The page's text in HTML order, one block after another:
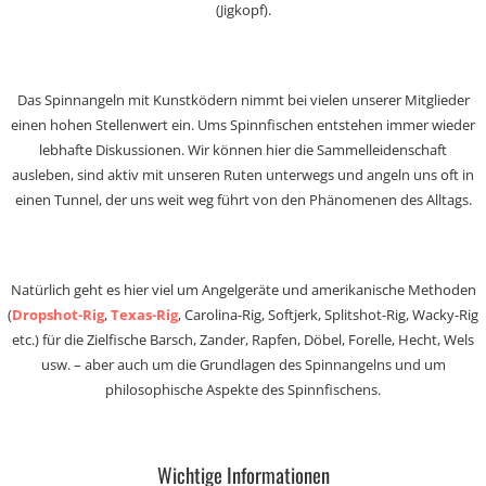
(Jigkopf).
Das Spinnangeln mit Kunstködern nimmt bei vielen unserer Mitglieder
einen hohen Stellenwert ein. Ums Spinnfischen entstehen immer wieder
lebhafte Diskussionen. Wir können hier die Sammelleidenschaft
ausleben, sind aktiv mit unseren Ruten unterwegs und angeln uns oft in
einen Tunnel, der uns weit weg führt von den Phänomenen des Alltags.
Natürlich geht es hier viel um Angelgeräte und amerikanische Methoden
(Dropshot-Rig,Texas-Rig, Carolina-Rig, Softjerk, Splitshot-Rig, Wacky-Rig
etc.) für die Zielfische Barsch, Zander, Rapfen, Döbel, Forelle, Hecht, Wels
usw. – aber auch um die Grundlagen des Spinnangelns und um
philosophische Aspekte des Spinnfischens.
Wichtige Informationen